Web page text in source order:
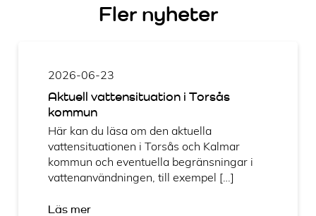
Fler nyheter
2026-06-23
Aktuell vattensituation i Torsås
kommun
Här kan du läsa om den aktuella
vattensituationen i Torsås och Kalmar
kommun och eventuella begränsningar i
vattenanvändningen, till exempel […]
Läs mer